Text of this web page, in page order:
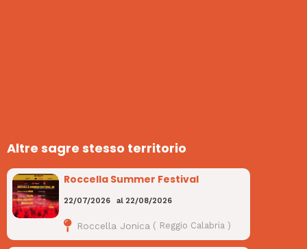
Altre sagre stesso territorio
Roccella Summer Festival
22/07/2026 al 22/08/2026
Roccella Jonica ( Reggio Calabria )